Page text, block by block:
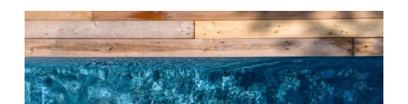
Membrane
armée
–